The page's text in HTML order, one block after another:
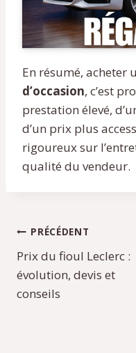
En résumé, acheter
d’occasion, c’est
prestation élevé,
d’un prix plus
rigoureux sur
qualité du vendeur.
Navigation
de
l’article
PRÉCÉDENT
Prix du fioul Leclerc :
évolution, devis et
conseils